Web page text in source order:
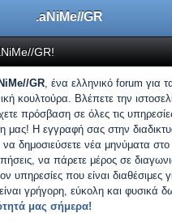
.aNiMe//GR
GR!
GR, ένα ελληνικό forum για
κουλτούρα. Βλέπετε την
πρόσβαση σε όλες τις
μας! Η εγγραφή σας στην
να δημοσιεύσετε νέα μηνύματα
να πάρετε μέρος σε
υπηρεσίες που είναι διαθέσιμες
γρήγορη, εύκολη και φυσικά
μας σήμερα!